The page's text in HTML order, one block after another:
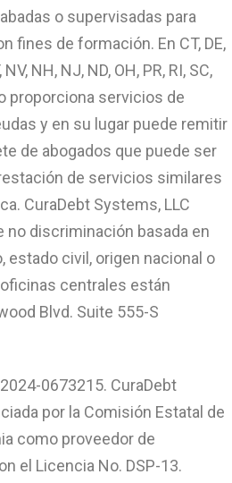
o supervisadas para
fines de formación. En CT, DE,
NV, NH, NJ, ND, OH, PR, RI, SC,
proporciona servicios de
y en su lugar puede remitir
de abogados que puede ser
de servicios similares
CuraDebt Systems, LLC
no discriminación basada en
estado civil, origen nacional o
centrales están
Blvd. Suite 555-S
0673215. CuraDebt
por la Comisión Estatal de
como proveedor de
el Licencia No. DSP-13.